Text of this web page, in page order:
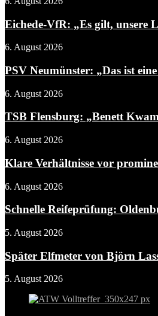
Eichede-VfR: „Es gilt, unsere
6. August 2026
PSV Neumünster: „Das ist
6. August 2026
TSB Flensburg: „Benett
6. August 2026
Klare Verhältnisse vor
6. August 2026
Schnelle Reifeprüfung:
5. August 2026
Später Elfmeter von Björn
5. August 2026